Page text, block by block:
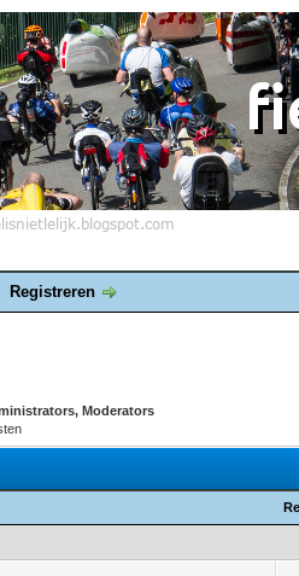
Registreren
Moderators